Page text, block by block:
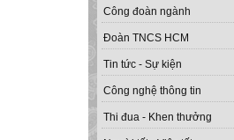
Công đoàn ngành
Đoàn TNCS HCM
Tin tức - Sự kiện
Công nghệ thông tin
Thi đua - Khen thưởng